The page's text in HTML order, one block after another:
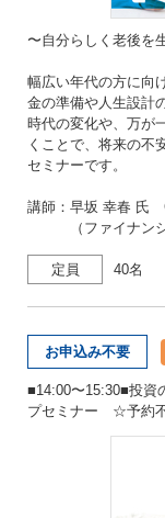
〜自分らしく老後を
マネープ
幅広い年代の方に向
金の準備や人生設計
時代の変化や、万が
くことで、将来の不
セミナーです。
講師：早坂 幸春 氏
（ファイナンシ
定員 40名
お申込み不要
■14:00〜15:30■投資
プセミナー ☆予約